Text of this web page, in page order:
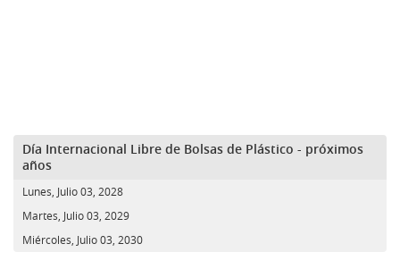
Día Internacional Libre de Bolsas de Plástico - próximos
años
Lunes, Julio 03, 2028
Martes, Julio 03, 2029
Miércoles, Julio 03, 2030